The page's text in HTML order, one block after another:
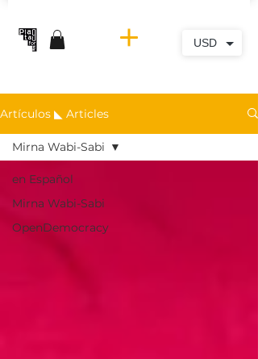
Artículos ◣ Articles
en Español
Mirna Wabi-Sabi
OpenDemocracy
Mirna Wabi-Sabi
USD